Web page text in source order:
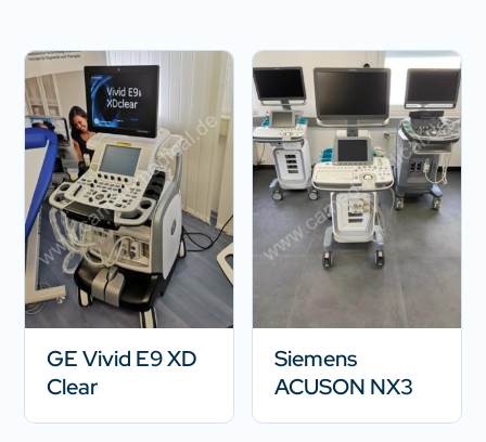
GE Vivid E9 XD
Clear
Siemens
ACUSON NX3